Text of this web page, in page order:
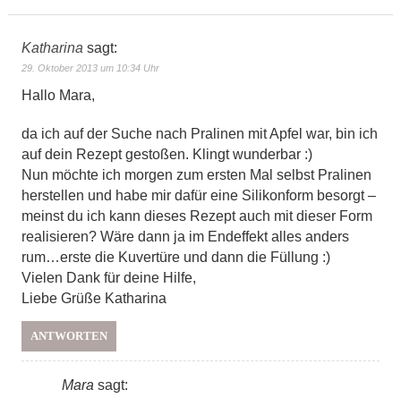
Katharina sagt:
29. Oktober 2013 um 10:34 Uhr
Hallo Mara,
da ich auf der Suche nach Pralinen mit Apfel war, bin ich
auf dein Rezept gestoßen. Klingt wunderbar :)
Nun möchte ich morgen zum ersten Mal selbst Pralinen
herstellen und habe mir dafür eine Silikonform besorgt –
meinst du ich kann dieses Rezept auch mit dieser Form
realisieren? Wäre dann ja im Endeffekt alles anders
rum…erste die Kuvertüre und dann die Füllung :)
Vielen Dank für deine Hilfe,
Liebe Grüße Katharina
ANTWORTEN
Mara sagt: